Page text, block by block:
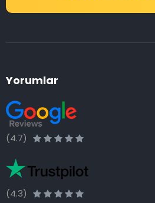
Yorumlar
(4.7)
(4.3)